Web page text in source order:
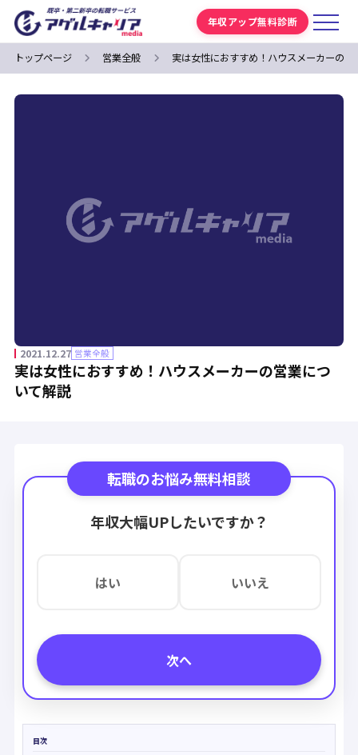
年収アップ無料診断
トップページ 営業全般 実は女性におすすめ！ハウスメーカーの営
2021.12.27 営業全般
実は女性におすすめ！ハウスメーカーの営業につ
いて解説
転職のお悩み無料相談
年収大幅UPしたいですか？
はい いいえ
次へ
目次